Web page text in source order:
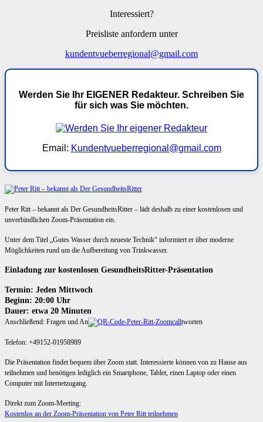
Interessiert?
Preisliste anfordern unter
kundentvueberregional@gmail.com
Werden Sie Ihr EIGENER Redakteur. Schreiben Sie
für sich was Sie möchten.
Email: Kundentvueberregional@gmail.com
Peter Ritt – bekannt als Der GesundheitsRitter – lädt deshalb zu einer kostenlosen und
unverbindlichen Zoom-Präsentation ein.
Unter dem Titel „Gutes Wasser durch neueste Technik“ informiert er über moderne
Möglichkeiten rund um die Aufbereitung von Trinkwasser.
Einladung zur kostenlosen GesundheitsRitter-Präsentation
Termin: Jeden Mittwoch
Beginn: 20:00 Uhr
Dauer: etwa 20 Minuten
Anschließend: Fragen und An tworten
Telefon: +49152-01958989
Die Präsentation findet bequem über Zoom statt. Interessierte können von zu Hause aus
teilnehmen und benötigen lediglich ein Smartphone, Tablet, einen Laptop oder einen
Computer mit Internetzugang.
Direkt zum Zoom-Meeting:
Kostenlos an der Zoom-Präsentation von Peter Ritt teilnehmen